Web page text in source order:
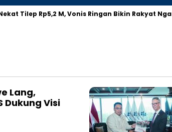
Tilep Rp5,2 M, Vonis Ringan Bikin Rakyat
Lang,
Dukung Visi